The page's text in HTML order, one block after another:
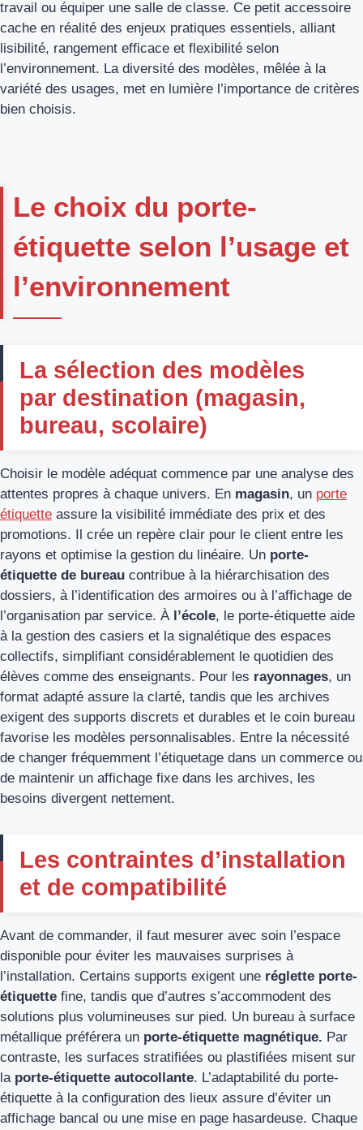
travail ou équiper une salle de classe. Ce petit accessoire
cache en réalité des enjeux pratiques essentiels, alliant
lisibilité, rangement efficace et flexibilité selon
l’environnement. La diversité des modèles, mêlée à la
variété des usages, met en lumière l’importance de critères
bien choisis.
Le choix du porte-
étiquette selon l’usage et
l’environnement
La sélection des modèles
par destination (magasin,
bureau, scolaire)
Choisir le modèle adéquat commence par une analyse des
attentes propres à chaque univers. En magasin, un porte
étiquette assure la visibilité immédiate des prix et des
promotions. Il crée un repère clair pour le client entre les
rayons et optimise la gestion du linéaire. Un porte-
étiquette de bureau contribue à la hiérarchisation des
dossiers, à l’identification des armoires ou à l’affichage de
l’organisation par service. À l’école, le porte-étiquette aide
à la gestion des casiers et la signalétique des espaces
collectifs, simplifiant considérablement le quotidien des
élèves comme des enseignants. Pour les rayonnages, un
format adapté assure la clarté, tandis que les archives
exigent des supports discrets et durables et le coin bureau
favorise les modèles personnalisables. Entre la nécessité
de changer fréquemment l’étiquetage dans un commerce ou
de maintenir un affichage fixe dans les archives, les
besoins divergent nettement.
Les contraintes d’installation
et de compatibilité
Avant de commander, il faut mesurer avec soin l’espace
disponible pour éviter les mauvaises surprises à
l’installation. Certains supports exigent une réglette porte-
étiquette fine, tandis que d’autres s’accommodent des
solutions plus volumineuses sur pied. Un bureau à surface
métallique préférera un porte-étiquette magnétique. Par
contraste, les surfaces stratifiées ou plastifiées misent sur
la porte-étiquette autocollante. L’adaptabilité du porte-
étiquette à la configuration des lieux assure d’éviter un
affichage bancal ou une mise en page hasardeuse. Chaque